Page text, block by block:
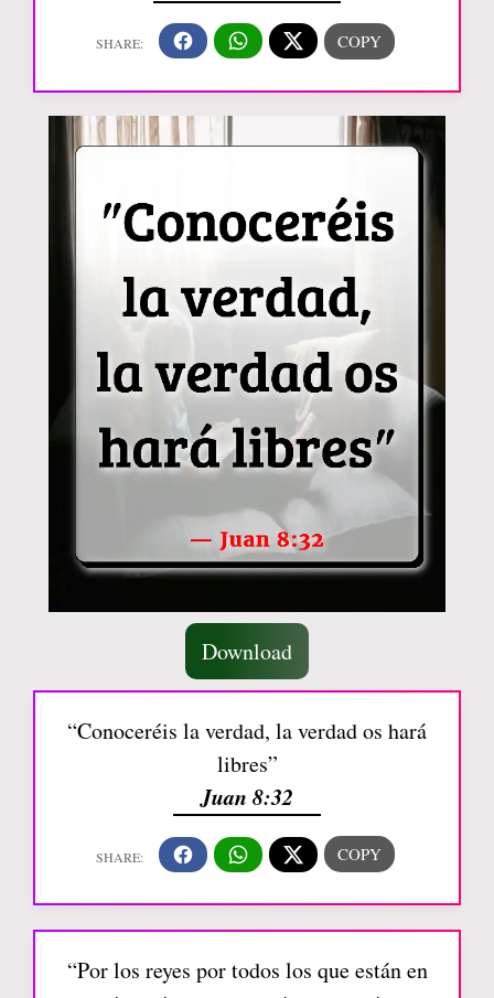
Download
“Conoceréis la verdad, la verdad os hará
libres”
Juan 8:32
“Por los reyes por todos los que están en